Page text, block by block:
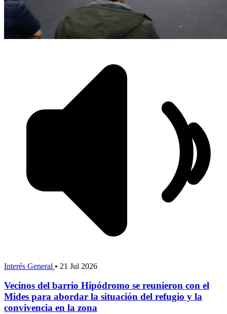
Interés General • 21 Jul 2026
Vecinos del barrio Hipódromo se reunieron con el
Mides para abordar la situación del refugio y la
convivencia en la zona